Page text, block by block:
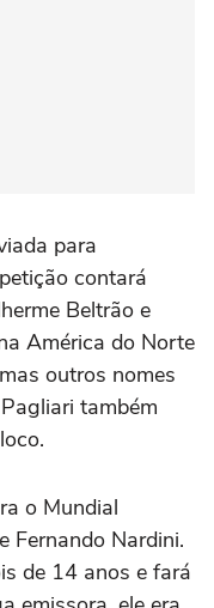
para
contará
Beltrão e
América do Norte
outros nomes
também
o Mundial
Fernando Nardini.
de 14 anos e fará